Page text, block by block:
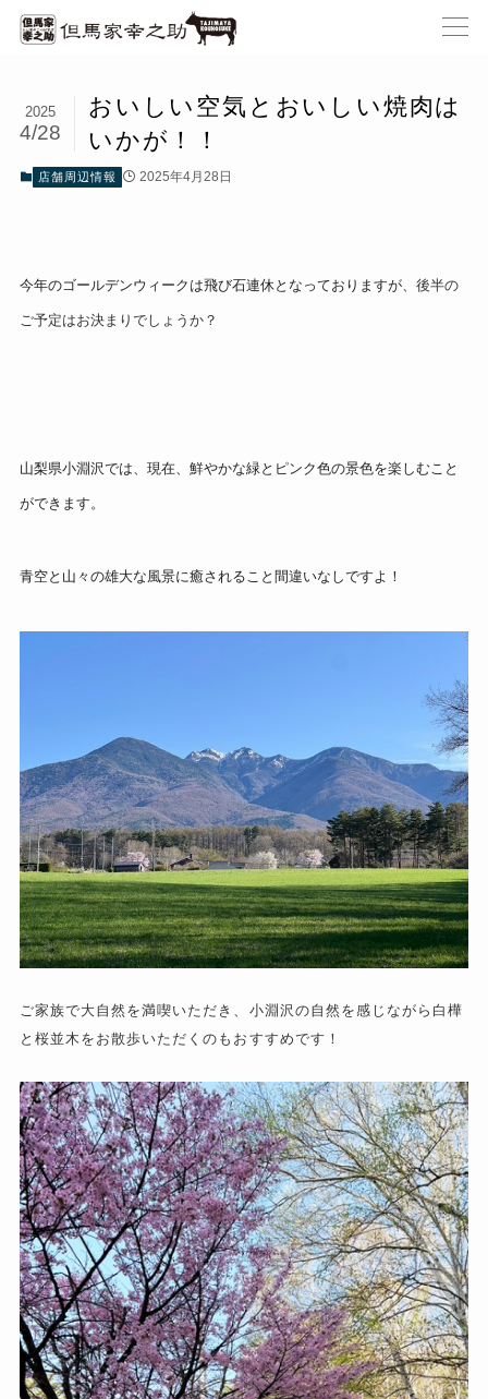
おいしい空気とおいしい焼肉は
いかが！！
2025
4/28
店舗周辺情報 2025年4月28日
今年のゴールデンウィークは飛び石連休となっておりますが、 後半の
ご予定はお決まりでしょうか？
山梨県小淵沢では、現在、鮮やかな緑とピンク色の景色を楽しむこと
ができます。
青空と山々の雄大な風景に癒されること間違いなしですよ！
ご家族で大自然を満喫いただき、小淵沢の自然を感じながら 白樺
と桜並木をお散歩いただくのもおすすめです！